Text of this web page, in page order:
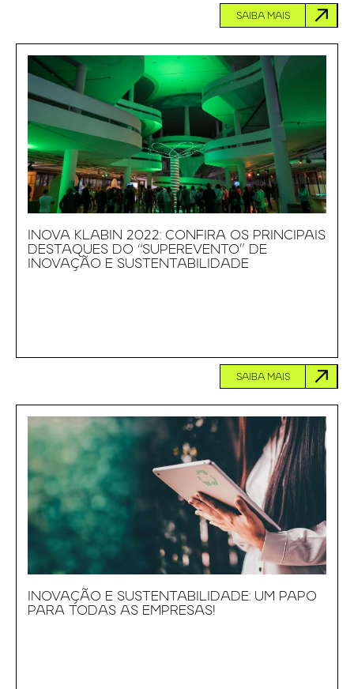
SAIBA MAIS
INOVA KLABIN 2022: CONFIRA OS PRINCIPAIS
DESTAQUES DO “SUPEREVENTO” DE
INOVAÇÃO E SUSTENTABILIDADE
SAIBA MAIS
INOVAÇÃO E SUSTENTABILIDADE: UM PAPO
PARA TODAS AS EMPRESAS!